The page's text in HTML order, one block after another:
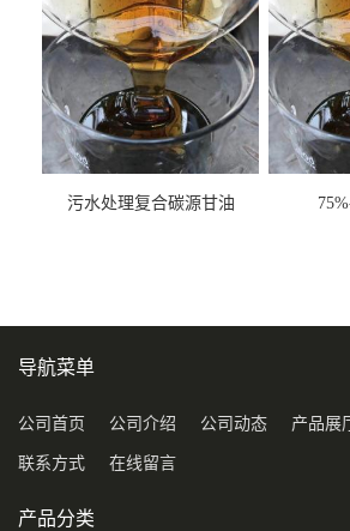
污水处理复合碳源甘油
导航菜单
公司首页 公司介绍 公司动态 产品展
联系方式 在线留言
产品分类